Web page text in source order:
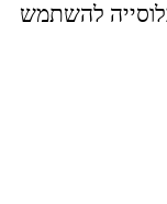
להשתמש